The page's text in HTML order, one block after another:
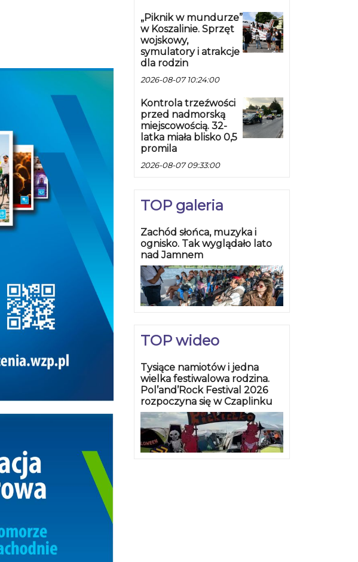
„Piknik w mundurze”
w Koszalinie. Sprzęt
wojskowy,
symulatory i atrakcje
dla rodzin
2026-08-07 10:24:00
Kontrola trzeźwości
przed nadmorską
miejscowością. 32-
latka miała blisko 0,5
promila
2026-08-07 09:33:00
TOP galeria
Zachód słońca, muzyka i
ognisko. Tak wyglądało lato
nad Jamnem
TOP wideo
Tysiące namiotów i jedna
wielka festiwalowa rodzina.
Pol’and’Rock Festival 2026
rozpoczyna się w Czaplinku